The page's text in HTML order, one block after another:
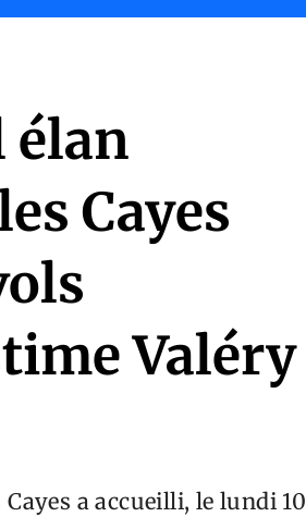
élan
Cayes
Valéry
a accueilli, le lundi 10